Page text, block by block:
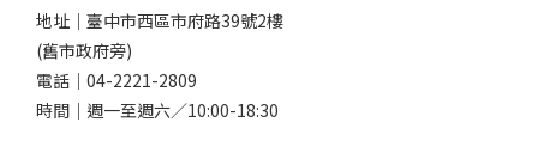
地址｜ 臺中市西區市府路39號2樓
(舊市政府旁)
電話｜ 04-2221-2809
時間｜週一至週六／10:00-18:30